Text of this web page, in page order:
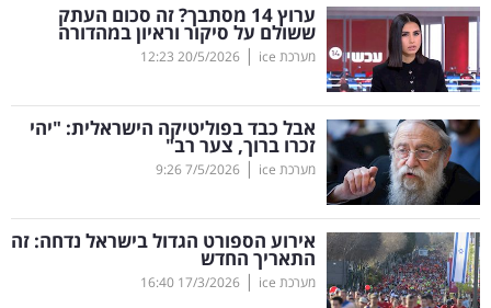
מדדים
ומחקרים
דעות
רכילות
עסקית
קריפטו
ויראלי
ערוץ 14 מסתבך? זה סכום העתק
ששולם על סיקור וראיון במהדורה
מערכת ice |
20/5/2026
12:23
אבל כבד בפוליטיקה הישראלית: "יהי
זכרו ברוך, צער רב"
מערכת ice |
7/5/2026
9:26
אירוע הספורט הגדול בישראל נדחה: זה
התאריך החדש
מערכת ice |
17/3/2026
16:40